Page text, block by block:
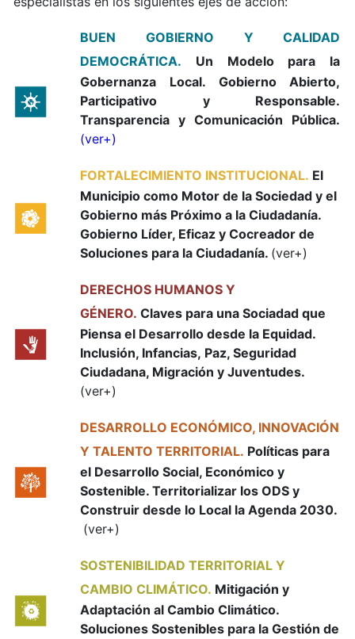
BUEN GOBIERNO Y CALIDAD
DEMOCRÁTICA. Un Modelo para la
Gobernanza Local. Gobierno Abierto,
Participativo y Responsable.
Transparencia y Comunicación Pública.
(ver+)
FORTALECIMIENTO INSTITUCIONAL. El
Municipio como Motor de la Sociedad y el
Gobierno más Próximo a la Ciudadanía.
Gobierno Líder, Eficaz y Cocreador de
Soluciones para la Ciudadanía. (ver+)
DERECHOS HUMANOS Y
GÉNERO.Claves para una Sociadad que
Piensa el Desarrollo desde la Equidad.
Inclusión, Infancias, Paz, Seguridad
Ciudadana, Migración y Juventudes.
(ver+)
DESARROLLO ECONÓMICO, INNOVACIÓN
Y TALENTO TERRITORIAL. Políticas para
el Desarrollo Social, Económico y
Sostenible. Territorializar los ODS y
Construir desde lo Local la Agenda 2030.
(ver+)
SOSTENIBILIDAD TERRITORIAL Y
CAMBIO CLIMÁTICO. Mitigación y
Adaptación al Cambio Climático.
Soluciones Sostenibles para la Gestión de